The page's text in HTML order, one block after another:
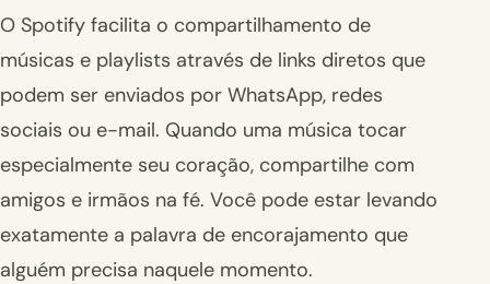
O Spotify facilita o compartilhamento de
músicas e playlists através de links diretos que
podem ser enviados por WhatsApp, redes
sociais ou e-mail. Quando uma música tocar
especialmente seu coração, compartilhe com
amigos e irmãos na fé. Você pode estar levando
exatamente a palavra de encorajamento que
alguém precisa naquele momento.